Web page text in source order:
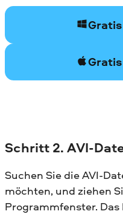
Schritt 2. AVI-
Suchen Sie die AVI-
möchten, und ziehen
Programmfenster.